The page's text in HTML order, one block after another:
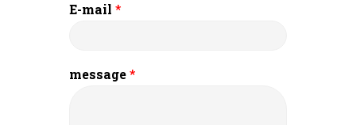
E-mail *
message*